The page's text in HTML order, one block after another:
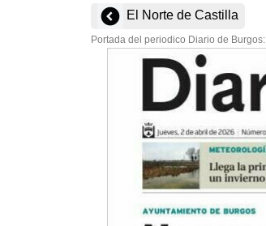
El Norte de Castilla
Portada del periodico Diario de Burgos: